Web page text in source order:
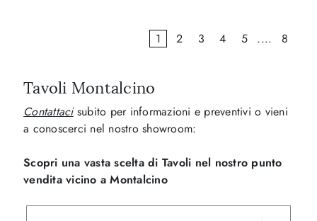
1 2 3 4 5 .... 8
Tavoli Montalcino
Contattacisubito per informazioni e preventivi o vieni
a conoscerci nel nostro showroom:
Scopri una vasta scelta di Tavoli nel nostro punto
vendita vicino a Montalcino